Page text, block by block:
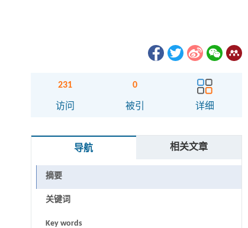
231
访问
0
被引 详细
导航 相关文章
摘要
关键词
Key words